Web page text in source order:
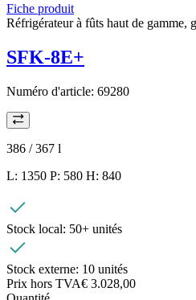
Fiche produit
Réfrigérateur à fûts haut de gamme,
SFK-8E+
Numéro d'article: 69280
386 / 367 l
L: 1350 P: 580 H: 840
Stock local: 50+ unités
Stock externe: 10 unités
Prix hors TVA€ 3.028,00